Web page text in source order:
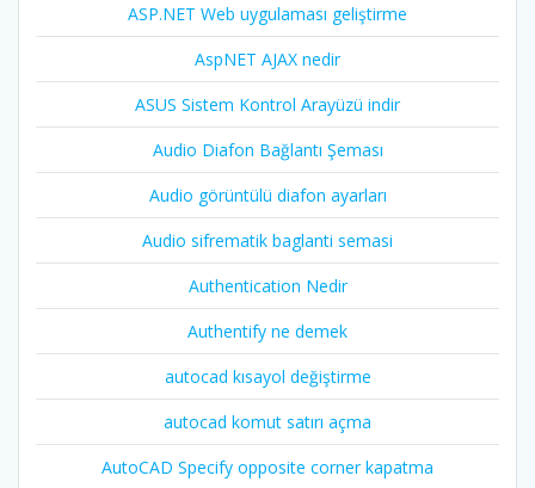
ASP.NET Web uygulaması geliştirme
AspNET AJAX nedir
ASUS Sistem Kontrol Arayüzü indir
Audio Diafon Bağlantı Şeması
Audio görüntülü diafon ayarları
Audio sifrematik baglanti semasi
Authentication Nedir
Authentify ne demek
autocad kısayol değiştirme
autocad komut satırı açma
AutoCAD Specify opposite corner kapatma